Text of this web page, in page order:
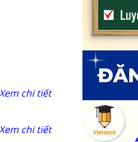
chi tiết
chi tiết